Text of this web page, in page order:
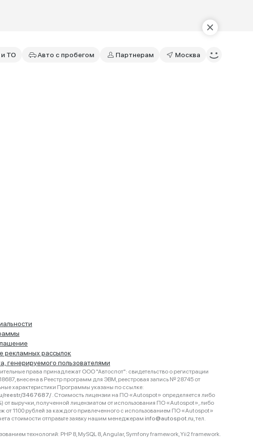
ТО Авто с пробегом Партнерам Москва
рекламных рассылок
генерируемого пользователями
права принадлежат ООО "Автоспот": свидетельство о регистрации
внесена в Реестр программ для ЭВМ, реестровая запись № 28745 от
характеристики Программы указаны по ссылке:
reestr/3467687/ . Стоимость лицензии на ПО «Autospot» определяется либо
от выручки, полученной лицензиатом от использования ПО «Autospot», либо
от 1100 рублей за каждого привлеченного с использованием ПО «Autospot»
стоимости отправьте заявку нашим менеджерам info@autospot.ru, тел.
технологий: PHP 8, MySQL 8, Angular, Symfony framework, Yii2 framework.